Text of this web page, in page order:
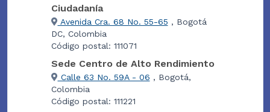
Ciudadanía
Avenida Cra. 68 No. 55-65 , Bogotá
DC, Colombia
Código postal: 111071
Sede Centro de Alto Rendimiento
Calle 63 No. 59A - 06 , Bogotá,
Colombia
Código postal: 111221